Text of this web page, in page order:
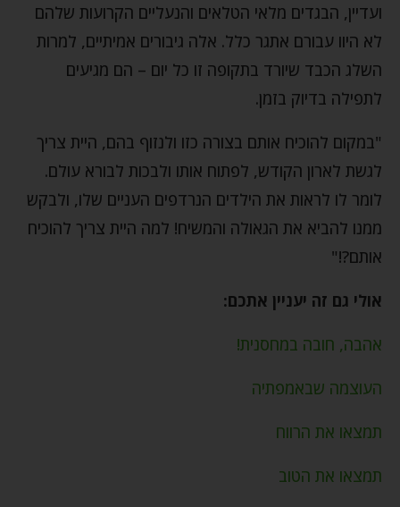
ועדיין, הבגדים מלאי הטלאים והנעליים הקרועות שלהם
לא היוו עבורם אתגר כלל. אלה גיבורים אמיתיים, למרות
השלג הכבד שיורד בתקופה זו כל יום – הם מגיעים
לתפילה בדיוק בזמן.
"במקום להוכיח אותם בצורה כזו ולנזוף בהם, היית צריך
לגשת לארון הקודש, לפתוח אותו ולבכות לבורא עולם.
לומר לו לראות את הילדים הנרדפים העניים שלו, ולבקש
ממנו להביא את הגאולה והמשיח! למה היית צריך להוכיח
אותם?!"
אולי גם זה יעניין אתכם:
אהבה, חובה במחסנית!
העוצמה שבאמפתיה
תמצאו את הרווח
תמצאו את הטוב